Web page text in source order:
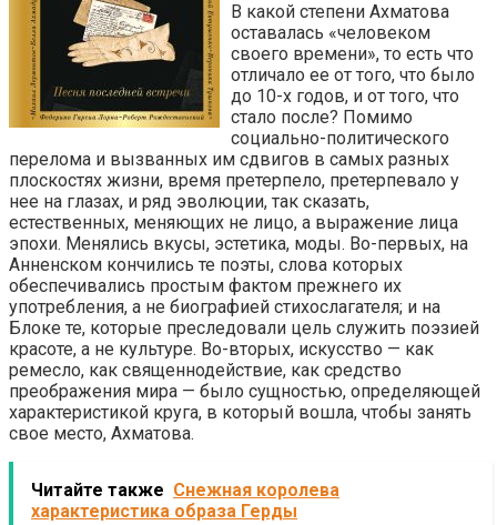
В какой степени Ахматова
оставалась «человеком
своего времени», то есть что
отличало ее от того, что было
до 10-х годов, и от того, что
стало после? Помимо
социально-политического
перелома и вызванных им сдвигов в самых разных
плоскостях жизни, время претерпело, претерпевало у
нее на глазах, и ряд эволюции, так сказать,
естественных, меняющих не лицо, а выражение лица
эпохи. Менялись вкусы, эстетика, моды. Во-первых, на
Анненском кончились те поэты, слова которых
обеспечивались простым фактом прежнего их
употребления, а не биографией стихослагателя; и на
Блоке те, которые преследовали цель служить поэзией
красоте, а не культуре. Во-вторых, искусство — как
ремесло, как священнодействие, как средство
преображения мира — было сущностью, определяющей
характеристикой круга, в который вошла, чтобы занять
свое место, Ахматова.
Читайте также Снежная королева
характеристика образа Герды